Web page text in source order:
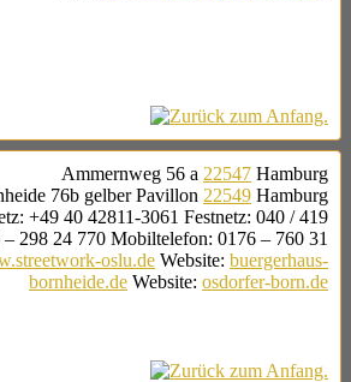
Ammernweg 56 a 22547 Hamburg
76b gelber Pavillon 22549 Hamburg
: +49 40 42811-3061 Festnetz: 040 / 419
– 298 24 770 Mobiltelefon: 0176 – 760 31
oslu.de Website: buergerhaus-
bornheide.de Website: osdorfer-born.de